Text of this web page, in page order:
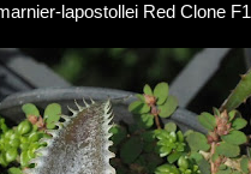
lapostollei Red Clone F1